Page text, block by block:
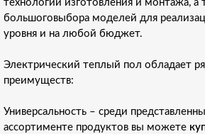
технологий изготовления и монтажа, а
большоговыбора моделей для
уровня и на любой бюджет.
Электрический теплый пол обладает
преимуществ:
Универсальность – среди
ассортименте продуктов вы можете